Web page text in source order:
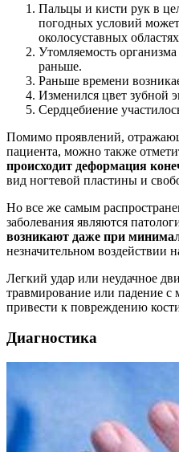
Пальцы и кисти рук в
погодных условий может
околосуставных
Утомляемость
раньше.
Раньше времени
Изменился цвет зубной
Сердцебиение
Помимо проявлений,
пациента, можно также
происходит деформация
вид ногтевой пластины и
Но все же самым
заболевания являются
возникают даже при
незначительном воздействии
Легкий удар или неудачное
травмирование или падение
привести к повреждению
Диагностика